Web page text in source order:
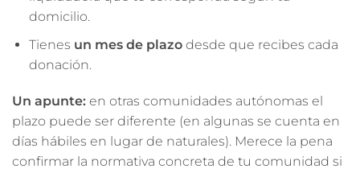
domicilio.
Tienes un mes de plazodesde que recibes cada
donación.
Un apunte: en otras comunidades autónomas el
plazo puede ser diferente (en algunas se cuenta en
días hábiles en lugar de naturales). Merece la pena
confirmar la normativa concreta de tu comunidad si